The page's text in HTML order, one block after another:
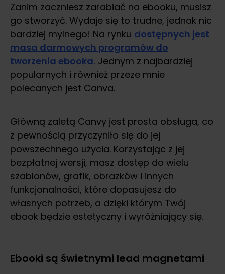
Zanim zaczniesz zarabiać na ebooku, musisz
go stworzyć. Wydaje się to trudne, jednak nic
bardziej mylnego! Na rynku dostępnych jest
masa darmowych programów do
tworzenia ebooka. Jednym z najbardziej
popularnych i również przeze mnie
polecanych jest Canva.
Główną zaletą Canvy jest prosta obsługa, co
z pewnością przyczyniło się do jej
powszechnego użycia. Korzystając z jej
bezpłatnej wersji, masz dostęp do wielu
szablonów, grafik, obrazków i innych
funkcjonalności, które dopasujesz do
własnych potrzeb, a dzięki którym Twój
ebook będzie estetyczny i wyróżniający się.
Ebooki są świetnymi lead magnetami